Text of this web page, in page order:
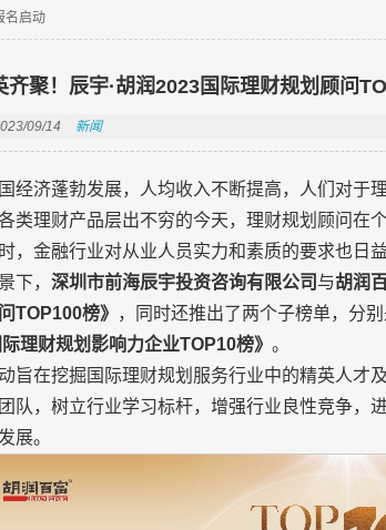
名启动
齐聚！辰宇·胡润2023国际理财规划顾问
09/14 新闻
经济蓬勃发展，人均收入不断提高，人们对于
类理财产品层出不穷的今天，理财规划顾问在
，金融行业对从业人员实力和素质的要求也日益
下， 深圳市前海辰宇投资咨询有限公司 与胡润
TOP100榜》 ，同时还推出了两个子榜单，分别
际理财规划影响力企业TOP10榜》 。
旨在挖掘国际理财规划服务行业中的精英人才
队，树立行业学习标杆，增强行业良性竞争，
展。